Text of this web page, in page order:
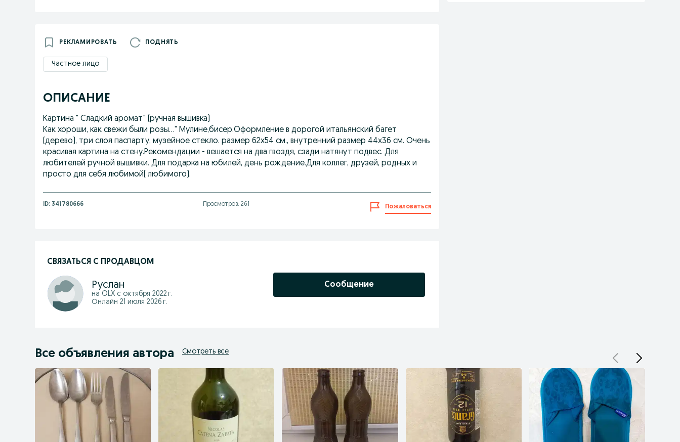
РЕКЛАМИРОВАТЬ ПОДНЯТЬ
Частное лицо
ОПИСАНИЕ
Картина " Сладкий аромат" (ручная вышивка)
Как хороши, как све‌жи были розы…" Мулине,бисер.Оформление в дорогой итальянский багет
(дерево), три слоя паспарту, музейное стекло. размер 62х54 см., внутренний размер 44х36 см. Очень
красивая картина на стену.Рекомендации - вешается на два гвоздя, сзади натянут подвес. Для
любителей ручной вышивки. Для подарка на юбилей, день рождение.Для коллег, друзей, родных и
просто для себя любимой( любимого).
ID: 341780666 Просмотров: 261 Пожаловаться
СВЯЗАТЬСЯ С ПРОДАВЦОМ
Руслан
на OLX с октября 2022 г.
Онлайн 21 июля 2026 г.
Сообщение
Все объявления автора Смотреть все